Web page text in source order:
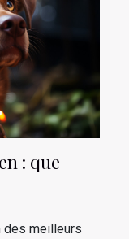
: que
des meilleurs